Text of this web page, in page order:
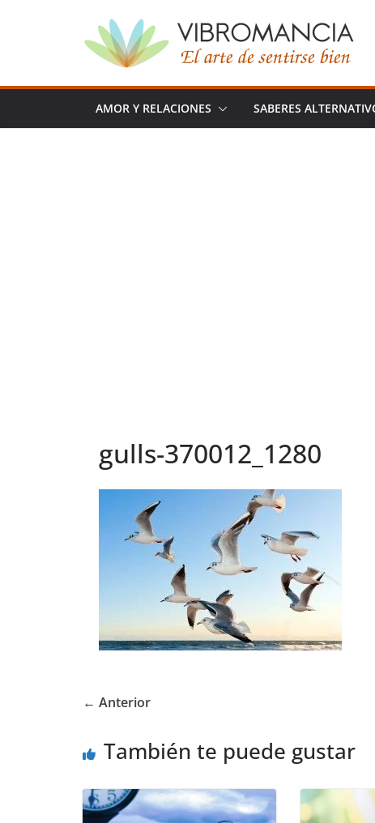
AMOR Y RELACIONES SABERES
gulls-370012_1280
← Anterior
También te puede gustar